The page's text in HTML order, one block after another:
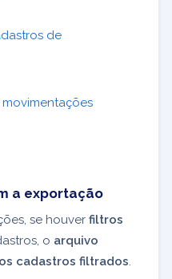
de
a exportação
se houver filtros
o arquivo
cadastros filtrados